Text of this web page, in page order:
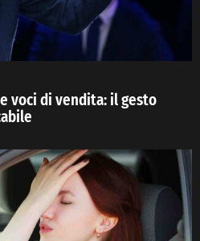
voci di vendita: il gesto